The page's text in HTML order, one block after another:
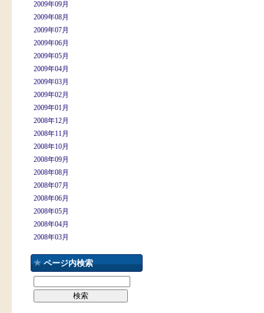
2009年09月
2009年08月
2009年07月
2009年06月
2009年05月
2009年04月
2009年03月
2009年02月
2009年01月
2008年12月
2008年11月
2008年10月
2008年09月
2008年08月
2008年07月
2008年06月
2008年05月
2008年04月
2008年03月
ページ内検索